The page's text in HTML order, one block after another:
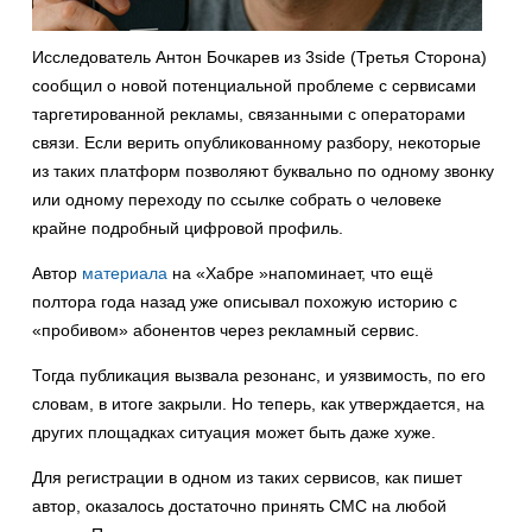
Исследователь Антон Бочкарев из 3side (Третья Сторона)
сообщил о новой потенциальной проблеме с сервисами
таргетированной рекламы, связанными с операторами
связи. Если верить опубликованному разбору, некоторые
из таких платформ позволяют буквально по одному звонку
или одному переходу по ссылке собрать о человеке
крайне подробный цифровой профиль.
Автор материала на «Хабре »напоминает, что ещё
полтора года назад уже описывал похожую историю с
«пробивом» абонентов через рекламный сервис.
Тогда публикация вызвала резонанс, и уязвимость, по его
словам, в итоге закрыли. Но теперь, как утверждается, на
других площадках ситуация может быть даже хуже.
Для регистрации в одном из таких сервисов, как пишет
автор, оказалось достаточно принять СМС на любой